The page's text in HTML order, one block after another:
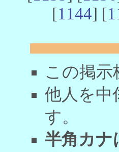
[1144] [
この掲
他人を中
す。
半角カナ